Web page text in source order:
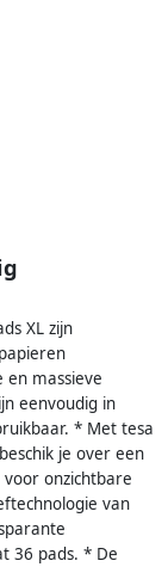
XL zijn
massieve
eenvoudig in
* Met tesa
je over een
onzichtbare
van
36 pads. * De